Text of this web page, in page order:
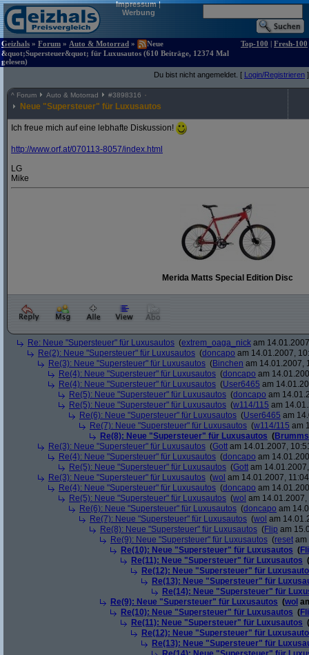
Impressum|
Werbung
Geizhals » Forum » Auto & Motorrad »
Neue
&quot;Supersteuer&quot; für Luxusautos (610 Beiträge, 12374 Mal
gelesen)
Top-100 | Fresh-100
Du bist nicht angemeldet. [ Login/Registrieren ]
^ Forum Auto & Motorrad #3898316
Neue "Supersteuer" für Luxusautos
Ich freue mich auf eine lebhafte Diskussion!
http://www.orf.at/070113-8057/index.html
LG
Mike
Merida Matts Special Edition Disc
Re: Neue "Supersteuer" für Luxusautos (extrem_oaga_nick am
Re(2): Neue "Supersteuer" für Luxusautos (doncapo am 14.01.2007,
Re(3): Neue "Supersteuer" für Luxusautos (Binchen am 14.01.2007,
Re(4): Neue "Supersteuer" für Luxusautos (doncapo am
Re(4): Neue "Supersteuer" für Luxusautos (User6465 am
Re(5): Neue "Supersteuer" für Luxusautos (doncapo am
Re(5): Neue "Supersteuer" für Luxusautos (w114/115 am
Re(6): Neue "Supersteuer" für Luxusautos (User6465 am
Re(7): Neue "Supersteuer" für Luxusautos (w114/115 am
Re(8): Neue "Supersteuer" für Luxusautos (
Re(3): Neue "Supersteuer" für Luxusautos (Gott am 14.01.2007,
Re(4): Neue "Supersteuer" für Luxusautos (doncapo am
Re(5): Neue "Supersteuer" für Luxusautos (Gott am
Re(3): Neue "Supersteuer" für Luxusautos (wol am 14.01.2007,
Re(4): Neue "Supersteuer" für Luxusautos (doncapo am
Re(5): Neue "Supersteuer" für Luxusautos (wol am 14.01.2007,
Re(6): Neue "Supersteuer" für Luxusautos (doncapo am
Re(7): Neue "Supersteuer" für Luxusautos (wol am
Re(8): Neue "Supersteuer" für Luxusautos (Flip am
Re(9): Neue "Supersteuer" für Luxusautos (reset am
Re(10): Neue "Supersteuer" für Luxusautos (
Re(11): Neue "Supersteuer" für Luxusautos (
Re(12): Neue "Supersteuer" für
Re(13): Neue "Supersteuer" für
Re(14): Neue "Supersteuer" für
Re(9): Neue "Supersteuer" für Luxusautos (wol
Re(10): Neue "Supersteuer" für Luxusautos (
Re(11): Neue "Supersteuer" für Luxusautos (
Re(12): Neue "Supersteuer" für
Re(13): Neue "Supersteuer" für